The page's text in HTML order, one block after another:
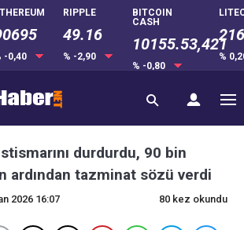
-0,40
RIPPLE
49.16
% -2,90
BITCOIN
CASH
10155.53,421
% -0,80
%
durdurdu, 90 bin
ardından tazminat sözü verdi
2026 16:07 80 kez okundu